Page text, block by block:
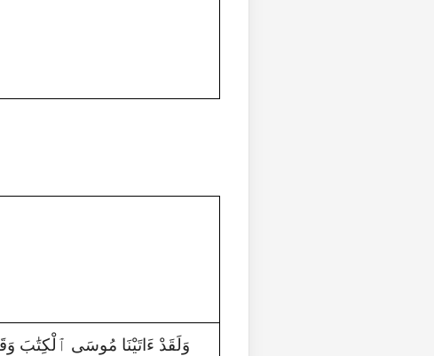
94|2|87|وَلَقَدْ ءَاتَيْنَا مُوسَى